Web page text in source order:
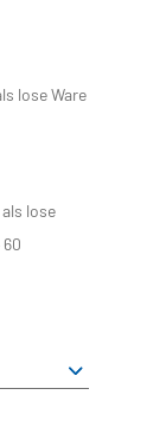
lose Ware
lose